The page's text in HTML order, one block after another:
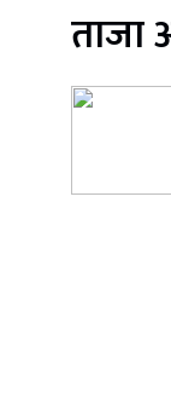
ताजा